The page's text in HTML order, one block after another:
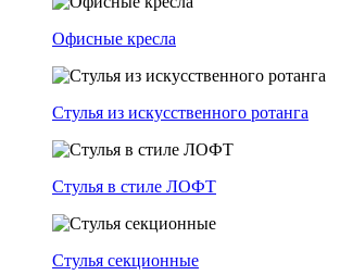
Офисные кресла
Стулья из искусственного ротанга
Стулья в стиле ЛОФТ
Стулья секционные